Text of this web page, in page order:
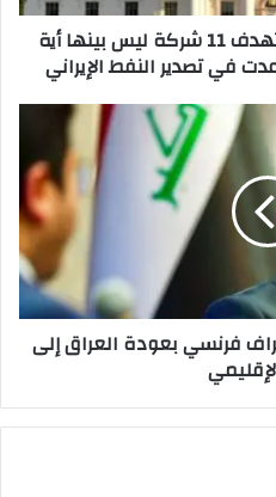
عقوبات امريكية جديدة تستهدف 11 شركة ليس بينها أية
في تصدير النفط الإيراني
فرنسي بعودة العراق إلى